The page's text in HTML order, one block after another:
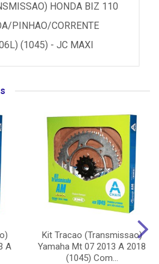
HONDA BIZ 110
PINHAO/CORRENTE
(1045) - JC MAXI
A
Kit Tracao (Transmissao)
Yamaha Mt 07 2013 A 2018
(1045) Com...